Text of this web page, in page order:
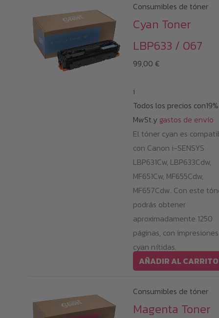
Consumibles de tóner
Cyan Toner
LBP633 / 067
99,00 €
i
Todos los precios con19%
MwSt.y gastos de envío
El tóner cyan es
con Canon i-SENSYS
LBP631Cw, LBP633Cdw,
MF651Cw, MF655Cdw,
MF657Cdw. Con este
podrás obtener
aproximadamente 1250
páginas, con
cyan nítidas.
AÑADIR AL CARRITO
Consumibles de tóner
Magenta Toner